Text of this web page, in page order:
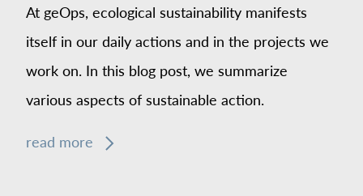
At geOps, ecological sustainability manifests
itself in our daily actions and in the projects we
work on. In this blog post, we summarize
various aspects of sustainable action.
read more